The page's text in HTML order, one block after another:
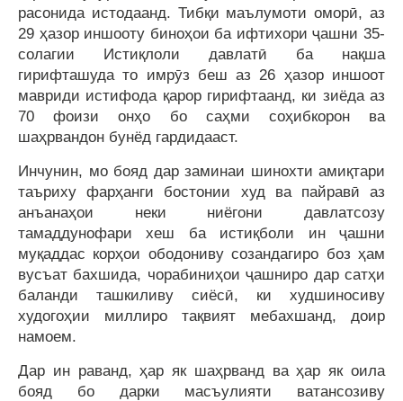
расонида истодаанд. Тибқи маълумоти оморӣ, аз
29 ҳазор иншооту биноҳои ба ифтихори ҷашни 35-
солагии Истиқлоли давлатӣ ба нақша
гирифташуда то имрӯз беш аз 26 ҳазор иншоот
мавриди истифода қарор гирифтаанд, ки зиёда аз
70 фоизи онҳо бо саҳми соҳибкорон ва
шаҳрвандон бунёд гардидааст.
Инчунин, мо бояд дар заминаи шинохти амиқтари
таъриху фарҳанги бостонии худ ва пайравӣ аз
анъанаҳои неки ниёгони давлатсозу
тамаддунофари хеш ба истиқболи ин ҷашни
муқаддас корҳои ободониву созандагиро боз ҳам
вусъат бахшида, чорабиниҳои ҷашниро дар сатҳи
баланди ташкиливу сиёсӣ, ки худшиносиву
худогоҳии миллиро тақвият мебахшанд, доир
намоем.
Дар ин раванд, ҳар як шаҳрванд ва ҳар як оила
бояд бо дарки масъулияти ватансозиву